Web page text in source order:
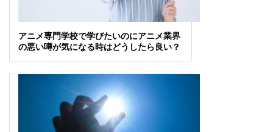
アニメ専門学校で学びたいのにアニメ業界
の悪い噂が気になる時はどうしたら良い？